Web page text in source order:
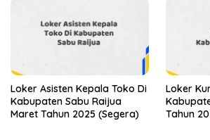
Loker Asisten Kepala Toko Di
Kabupaten Sabu Raijua
Maret Tahun 2025 (Segera)
Loker
Tahun